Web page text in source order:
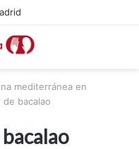
mediterránea en
bacalao